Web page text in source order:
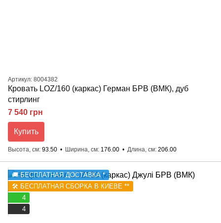
Артикул: 8004382
Кровать LOZ/160 (каркас) Герман БРВ (ВМК), дуб
стирлинг
7 540 грн
Купить
Высота, см 93.50 Ширина, см 176.00 Длина, см 206.00
🚚 БЕСПЛАТНАЯ ДОСТАВКА *
🛠️ БЕСПЛАТНАЯ СБОРКА В КИЕВЕ **
4
4